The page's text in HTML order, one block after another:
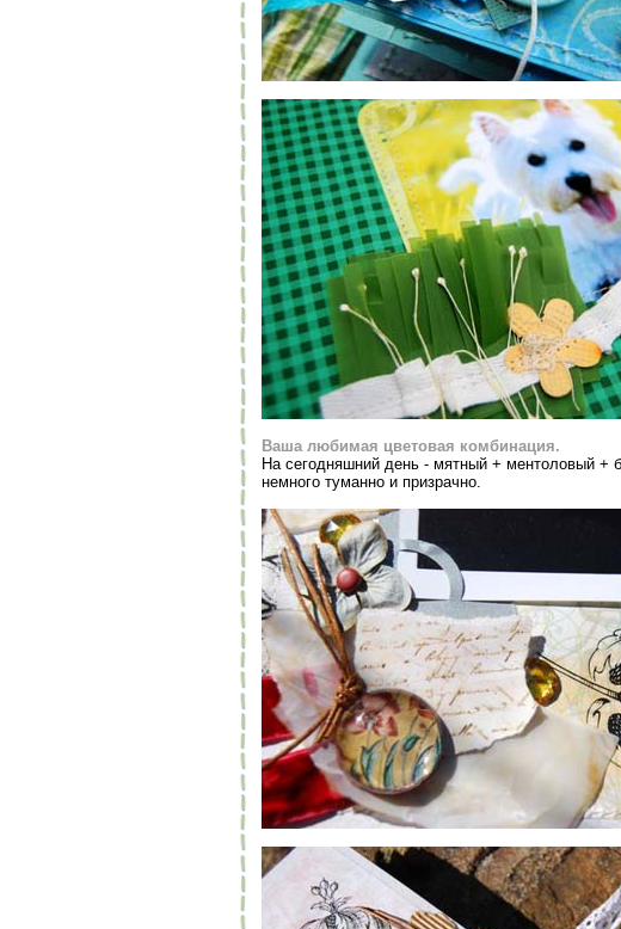
Ваша любимая цветовая комбинация.
На сегодняшний день - мятный + ментоловый +
немного туманно и призрачно.